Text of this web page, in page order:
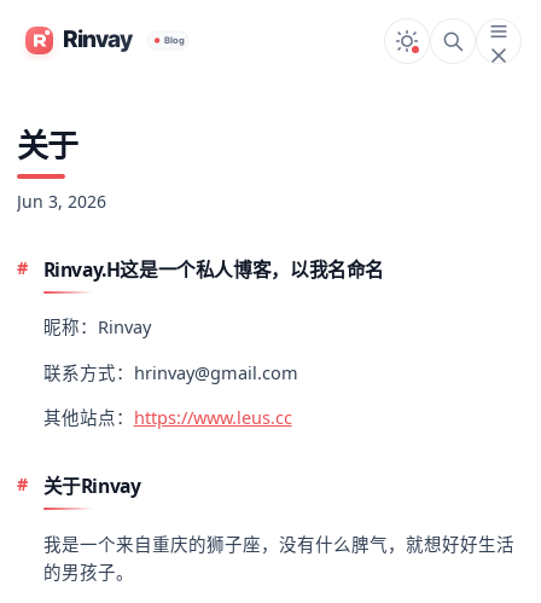
关于
Jun 3, 2026
Rinvay.H这是一个私人博客，以我名命名
昵称：Rinvay
联系方式：hrinvay@gmail.com
其他站点： https://www.leus.cc
关于Rinvay
我是一个来自重庆的狮子座，没有什么脾气，就想好好生活
的男孩子。